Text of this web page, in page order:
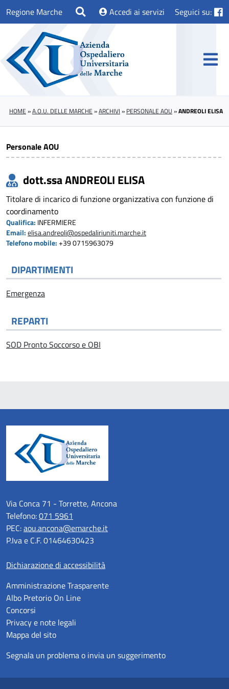
Regione Marche Accedi ai servizi Seguici su:
HOME »A.O.U. DELLE MARCHE »ARCHIVI » PERSONALE AOU »ANDREOLI ELISA
Personale AOU
dott.ssa ANDREOLI ELISA
Titolare di incarico di funzione organizzativa con funzione di
coordinamento
Qualifica: INFERMIERE
Email: elisa.andreoli@ospedaliriuniti.marche.it
Telefono mobile: +39 0715963079
DIPARTIMENTI
Emergenza
REPARTI
SOD Pronto Soccorso e OBI
Via Conca 71 - Torrette, Ancona
Telefono:071 5961
PEC:aou.ancona@emarche.it
P.Iva e C.F. 01464630423
Dichiarazione di accessibilità
Amministrazione Trasparente
Albo Pretorio On Line
Concorsi
Privacy e note legali
Mappa del sito
Segnala un problema o invia un suggerimento